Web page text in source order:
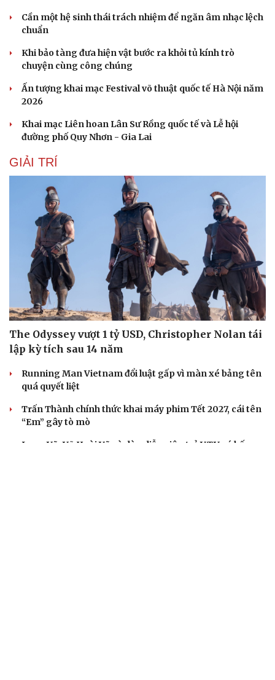
Cần một hệ sinh thái trách nhiệm để ngăn âm nhạc lệch
chuẩn
Khi bảo tàng đưa hiện vật bước ra khỏi tủ kính trò
chuyện cùng công chúng
Ấn tượng khai mạc Festival võ thuật quốc tế Hà Nội năm
2026
Khai mạc Liên hoan Lân Sư Rồng quốc tế và Lễ hội
đường phố Quy Nhơn - Gia Lai
GIẢI TRÍ
The Odyssey vượt 1 tỷ USD, Christopher Nolan tái
lập kỳ tích sau 14 năm
Running Man Vietnam đổi luật gấp vì màn xé bảng tên
quá quyết liệt
Trấn Thành chính thức khai máy phim Tết 2027, cái tên
“Em” gây tò mò
Long Vũ, Võ Hoài Vũ và dàn diễn viên trẻ VTV có bố mẹ